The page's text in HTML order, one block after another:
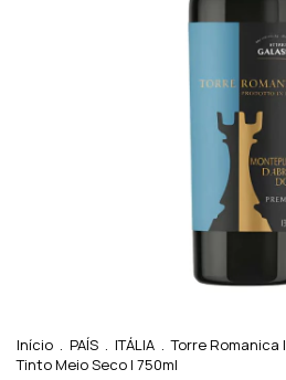
Início . PAÍS . ITÁLIA . Torre Romanica
Tinto Meio Seco | 750ml